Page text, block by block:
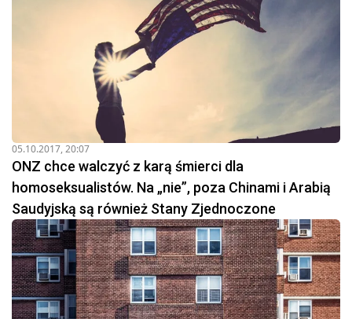
05.10.2017, 20:07
ONZ chce walczyć z karą śmierci dla
homoseksualistów. Na „nie”, poza Chinami i Arabią
Saudyjską są również Stany Zjednoczone